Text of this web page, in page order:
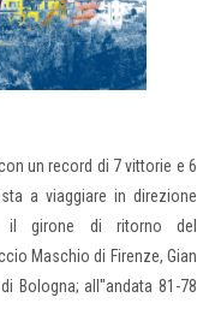
un record di 7 vittorie e 6
a viaggiare in direzione
il girone di ritorno del
Maschio di Firenze, Gian
Bologna; all''andata 81-78